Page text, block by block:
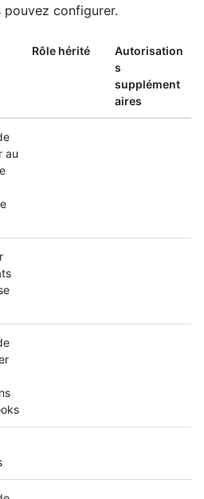
pouvez configurer.
Rôle hérité
Autorisation
s
supplément
aires
au